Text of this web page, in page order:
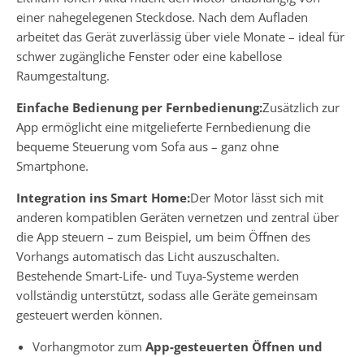
einer nahegelegenen Steckdose. Nach dem Aufladen
arbeitet das Gerät zuverlässig über viele Monate – ideal für
schwer zugängliche Fenster oder eine kabellose
Raumgestaltung.
Einfache Bedienung per Fernbedienung:Zusätzlich zur
App ermöglicht eine mitgelieferte Fernbedienung die
bequeme Steuerung vom Sofa aus – ganz ohne
Smartphone.
Integration ins Smart Home:Der Motor lässt sich mit
anderen kompatiblen Geräten vernetzen und zentral über
die App steuern – zum Beispiel, um beim Öffnen des
Vorhangs automatisch das Licht auszuschalten.
Bestehende Smart-Life- und Tuya-Systeme werden
vollständig unterstützt, sodass alle Geräte gemeinsam
gesteuert werden können.
Vorhangmotor zum App-gesteuerten Öffnen und